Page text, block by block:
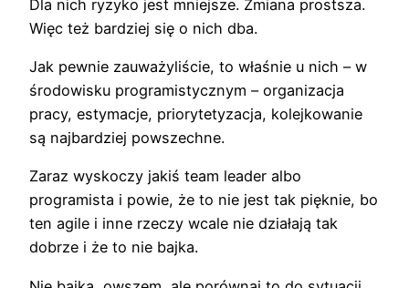
Dla nich ryzyko jest mniejsze. Zmiana prostsza.
Więc też bardziej się o nich dba.
Jak pewnie zauważyliście, to właśnie u nich – w
środowisku programistycznym – organizacja
pracy, estymacje, priorytetyzacja, kolejkowanie
są najbardziej powszechne.
Zaraz wyskoczy jakiś team leader albo
programista i powie, że to nie jest tak pięknie, bo
ten agile i inne rzeczy wcale nie działają tak
dobrze i że to nie bajka.